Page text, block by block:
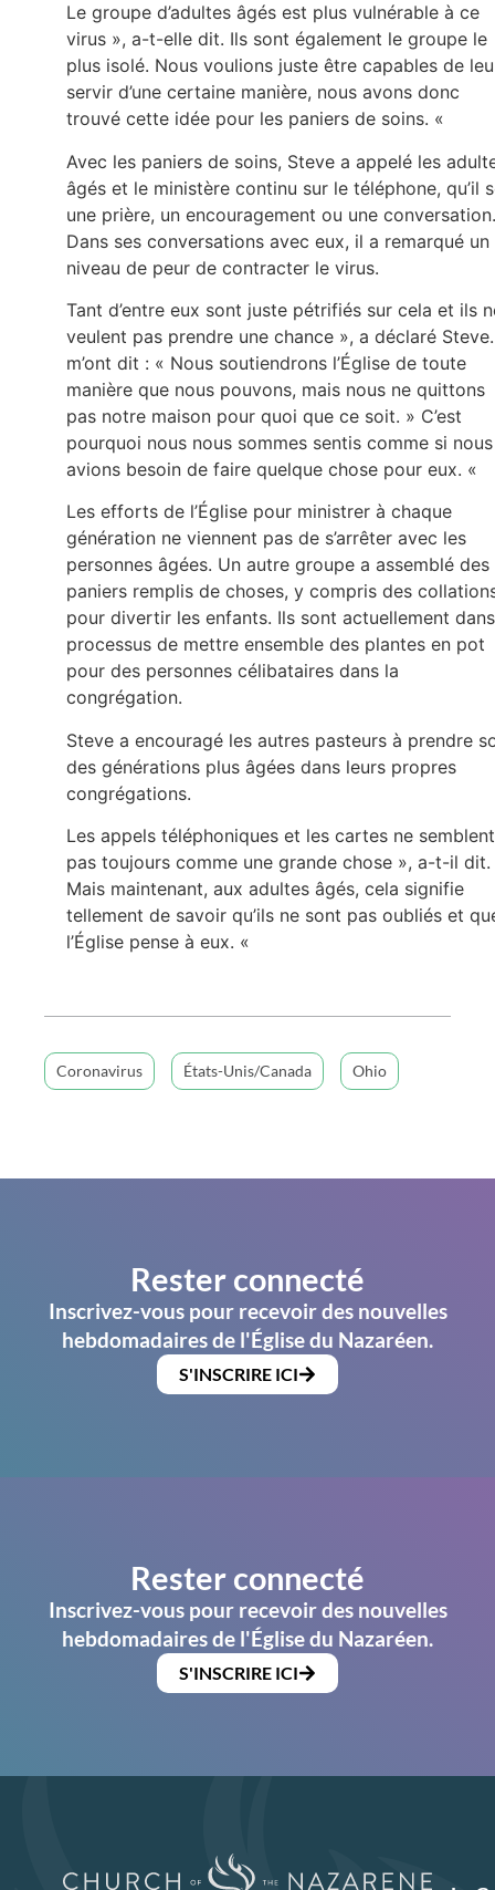
Le groupe d’adultes âgés est plus vulnérable à ce
virus », a-t-elle dit. Ils sont également le groupe le
plus isolé. Nous voulions juste être capables de
servir d’une certaine manière, nous avons donc
trouvé cette idée pour les paniers de soins. «
Avec les paniers de soins, Steve a appelé les
âgés et le ministère continu sur le téléphone, qu’il
une prière, un encouragement ou une conversation.
Dans ses conversations avec eux, il a remarqué un
niveau de peur de contracter le virus.
Tant d’entre eux sont juste pétrifiés sur cela et ils
veulent pas prendre une chance », a déclaré
m’ont dit : « Nous soutiendrons l’Église de toute
manière que nous pouvons, mais nous ne quittons
pas notre maison pour quoi que ce soit. » C’est
pourquoi nous nous sommes sentis comme si nous
avions besoin de faire quelque chose pour eux. «
Les efforts de l’Église pour ministrer à chaque
génération ne viennent pas de s’arrêter avec les
personnes âgées. Un autre groupe a assemblé des
paniers remplis de choses, y compris des
pour divertir les enfants. Ils sont actuellement
processus de mettre ensemble des plantes en pot
pour des personnes célibataires dans la
congrégation.
Steve a encouragé les autres pasteurs à prendre
des générations plus âgées dans leurs propres
congrégations.
Les appels téléphoniques et les cartes ne semblent
pas toujours comme une grande chose », a-t-il dit.
Mais maintenant, aux adultes âgés, cela signifie
tellement de savoir qu’ils ne sont pas oubliés et
l’Église pense à eux. «
Coronavirus États-Unis/Canada Ohio
Rester connecté
Inscrivez-vous pour recevoir des nouvelles
hebdomadaires de l'Église du Nazaréen.
S'INSCRIRE ICI
Rester connecté
Inscrivez-vous pour recevoir des nouvelles
hebdomadaires de l'Église du Nazaréen.
S'INSCRIRE ICI